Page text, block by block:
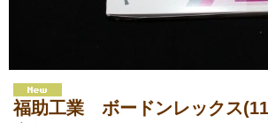
福助工業 ボードンレックス